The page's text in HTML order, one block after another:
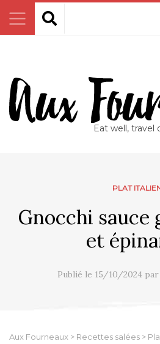
Eat well, travel
PLAT
Gnocchi sauce
et
Publié le 15/10/2024 par
Aux Fourneaux > Recettes salées >